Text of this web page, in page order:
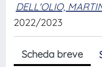
DELL'OLIO,
2022/2023
Scheda breve